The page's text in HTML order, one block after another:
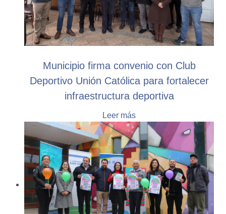
Municipio firma convenio con Club
Deportivo Unión Católica para fortalecer
infraestructura deportiva
Leer más